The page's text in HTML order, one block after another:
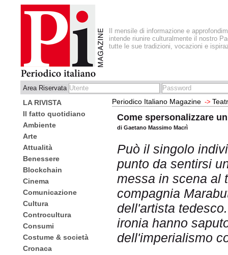
Il mensile di informazione e
intende riunire culturalmente il nostro
tutte le sue tradizioni, vocazioni e
Area Riservata
LA RIVISTA
Il fatto quotidiano
Ambiente
Arte
Attualità
Benessere
Blockchain
Cinema
Comunicazione
Cultura
Controcultura
Consumi
Costume & società
Cronaca
Periodico Italiano Magazine ->
Come spersonalizzare
di Gaetano Massimo Macrì
Può il singolo
punto da sentirsi
messa in scena al
compagnia
dell'artista
ironia hanno
dell'imperialismo